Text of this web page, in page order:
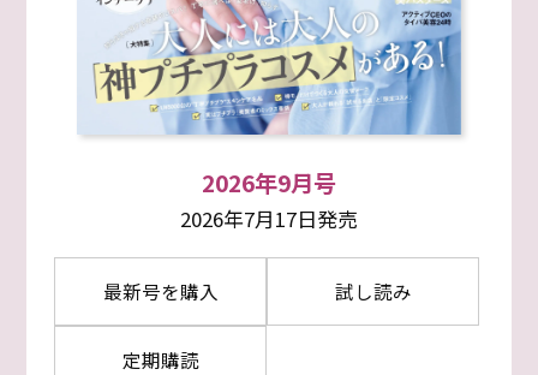
2026年9月号
2026年7月17日発売
最新号を購入 試し読み
定期購読